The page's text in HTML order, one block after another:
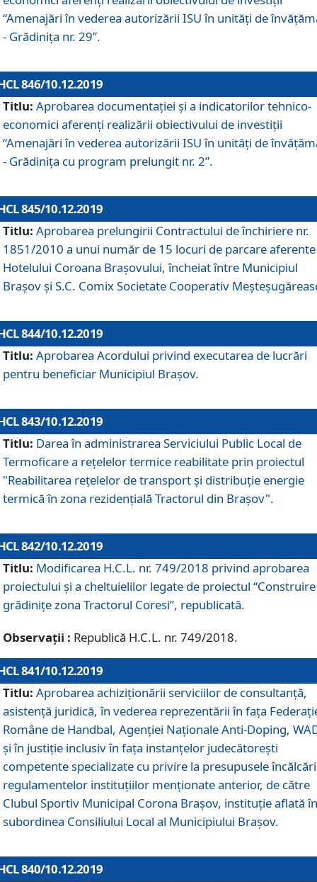
“Amenajări în vederea autorizării ISU în unități de
- Grădinița nr. 29”.
846/10.12.2019
Titlu: Aprobarea documentației și a indicatorilor tehnico-
economici aferenți realizării obiectivului de investiții
“Amenajări în vederea autorizării ISU în unități de
- Grădinița cu program prelungit nr. 2”.
845/10.12.2019
Titlu: Aprobarea prelungirii Contractului de închiriere nr.
1851/2010 a unui număr de 15 locuri de parcare aferente
Hotelului Coroana Brașovului, încheiat între Municipiul
Braşov şi S.C. Comix Societate Cooperativ
844/10.12.2019
Titlu: Aprobarea Acordului privind executarea de lucrări
pentru beneficiar Municipiul Brașov.
843/10.12.2019
Titlu: Darea în administrarea Serviciului Public Local de
Termoficare a rețelelor termice reabilitate prin proiectul
"Reabilitarea reţelelor de transport şi distribuţie energie
termică în zona rezidenţială Tractorul din Braşov".
842/10.12.2019
Titlu: Modificarea H.C.L. nr. 749/2018 privind aprobarea
proiectului și a cheltuielilor legate de proiectul “Construire
grădinițe zona Tractorul Coresi”, republicată.
Observații : Republică H.C.L. nr. 749/2018.
841/10.12.2019
Titlu: Aprobarea achiziționării serviciilor de consultanță,
asistență juridică, în vederea reprezentării în fața
Române de Handbal, Agenției Naționale Anti-Doping,
și în justiție inclusiv în fața instanțelor judecătorești
competente specializate cu privire la presupusele
regulamentelor instituțiilor menționate anterior, de către
Clubul Sportiv Municipal Corona Braşov, instituție aflată în
subordinea Consiliului Local al Municipiului Brașov.
840/10.12.2019